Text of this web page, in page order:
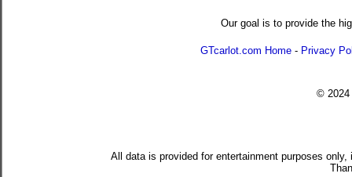
Our goal is to provide the
GTcarlot.com Home - Privacy
© 2024
All data is provided for entertainment purposes